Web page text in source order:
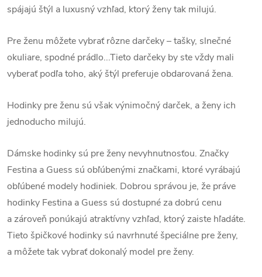
spájajú štýl a luxusný vzhľad, ktorý ženy tak milujú.
Pre ženu môžete vybrať rôzne darčeky – tašky, slnečné
okuliare, spodné prádlo...Tieto darčeky by ste vždy mali
vyberať podľa toho, aký štýl preferuje obdarovaná žena.
Hodinky pre ženu sú však výnimočný darček, a ženy ich
jednoducho milujú.
Dámske hodinky sú pre ženy nevyhnutnosťou. Značky
Festina a Guess sú obľúbenými značkami, ktoré vyrábajú
obľúbené modely hodiniek. Dobrou správou je, že práve
hodinky Festina a Guess sú dostupné za dobrú cenu
a zároveň ponúkajú atraktívny vzhľad, ktorý zaiste hľadáte.
Tieto špičkové hodinky sú navrhnuté špeciálne pre ženy,
a môžete tak vybrať dokonalý model pre ženy.